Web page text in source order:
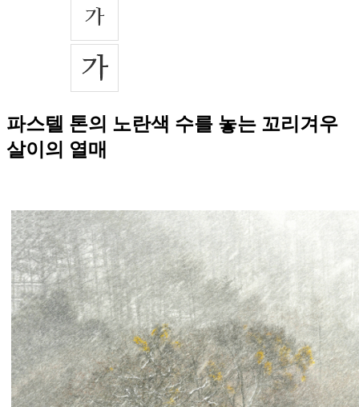
파스텔 톤의 노란색 수를 놓는 꼬리겨우
살이의 열매